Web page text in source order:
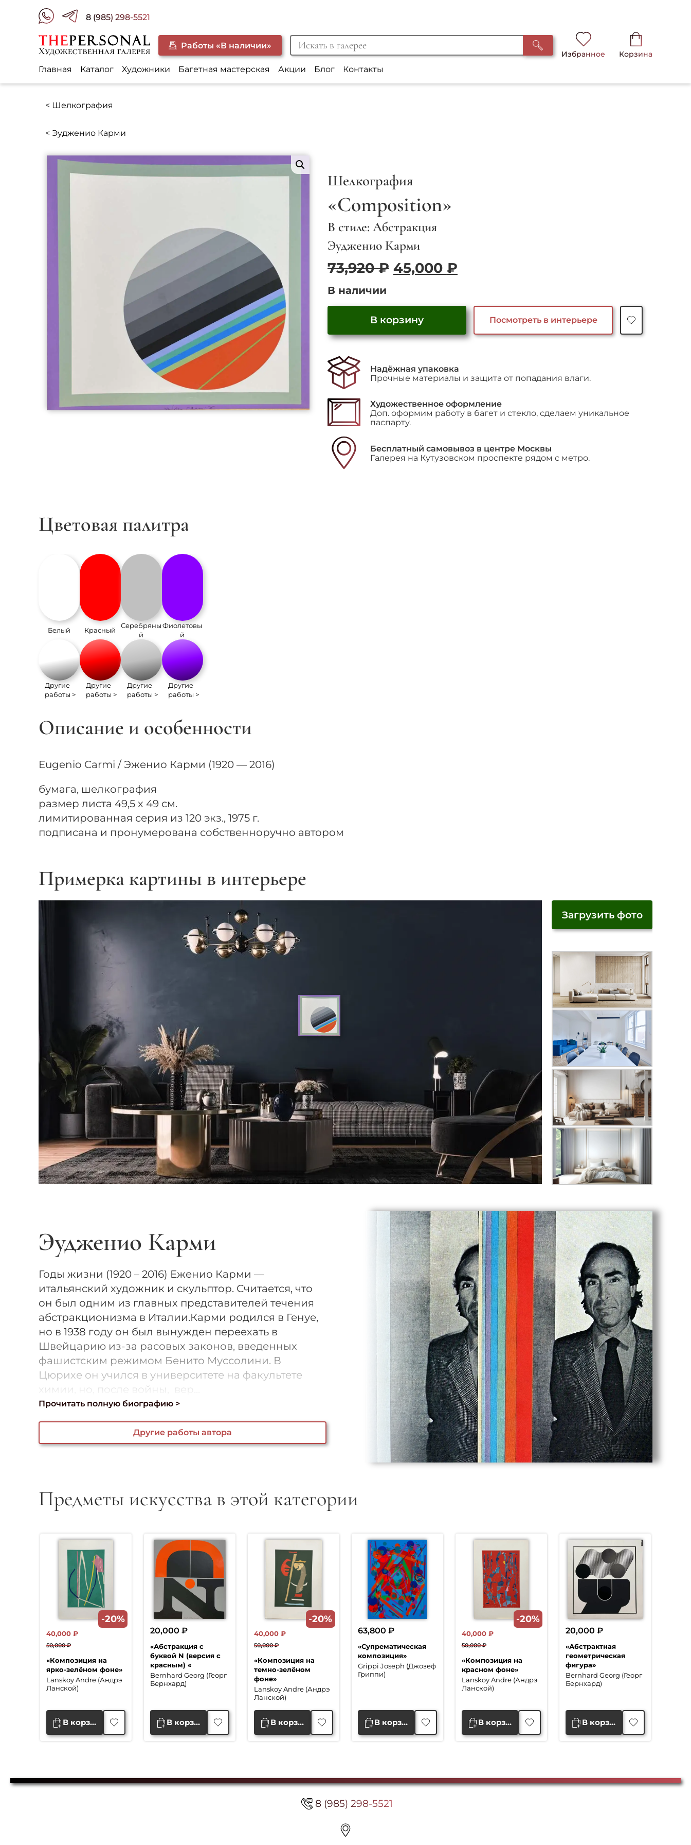
8 (985) 298-5521
Работы «В наличии»
Избранное Корзина
Главная Каталог Художники Багетная мастерская Акции Блог Контакты
< Шелкография
< Эудженио Карми
Шелкография
«Composition»
В стиле: Абстракция
Эудженио Карми
73,920₽ Первоначальная
73,920 ₽.
45,000 ₽Текущая
В наличии
Количество
"Composition"
В корзину Посмотреть в интерьере
Надёжная упаковка
Прочные материалы и защита от попадания влаги.
Художественное оформление
Доп. оформим работу в багет и стекло, сделаем уникальное
паспарту.
Бесплатный самовывоз в центре Москвы
Галерея на Кутузовском проспекте рядом с метро.
Цветовая палитра
Белый
Другие
работы >
Красный
Другие
работы >
Серебряны
й
Другие
работы >
Фиолетовы
й
Другие
работы >
Описание и особенности
Eugenio Carmi / Эженио Карми (1920 — 2016)
бумага, шелкография
размер листа 49,5 х 49 см.
лимитированная серия из 120 экз., 1975 г.
подписана и пронумерована собственноручно автором
Примерка картины в интерьере
Загрузить фото
Эудженио Карми
Годы жизни (1920 – 2016) Еженио Карми —
итальянский художник и скульптор. Считается, что
он был одним из главных представителей течения
абстракционизма в Италии.Карми родился в Генуе,
но в 1938 году он был вынужден переехать в
Швейцарию из-за расовых законов, введенных
фашистским режимом Бенито Муссолини. В
Цюрихе он учился в университете на факультете
химии, но, после войны, вер...
Прочитать полную биографию >
Другие работы автора
Предметы искусства в этой категории
-20%
«Композиция на
ярко-зелёном фоне»
Lanskoy Andre (Андрэ
Ланской)
50,000₽
цена
составляла
50,000 ₽.
40,000₽
цена:
40,000 ₽.
В корзину
«Абстракция с
буквой N (версия с
красным) «
Bernhard Georg (Георг
Бернхард)
20,000 ₽
В корзину
-20%
«Композиция на
темно-зелёном
фоне»
Lanskoy Andre (Андрэ
Ланской)
50,000₽
цена
составляла
50,000 ₽.
40,000 ₽
цена:
40,000 ₽.
В корзину
«Супрематическая
композиция»
Grippi Joseph (Джозеф
Гриппи)
63,800 ₽
В корзину
-20%
«Композиция на
красном фоне»
Lanskoy Andre (Андрэ
Ланской)
50,000₽
цена
составляла
50,000 ₽.
40,000 ₽
цена:
40,000 ₽.
В корзину
«Абстрактная
геометрическая
фигура»
Bernhard Georg (Георг
Бернхард)
20,000 ₽
В корзину
8 (985) 298-5521